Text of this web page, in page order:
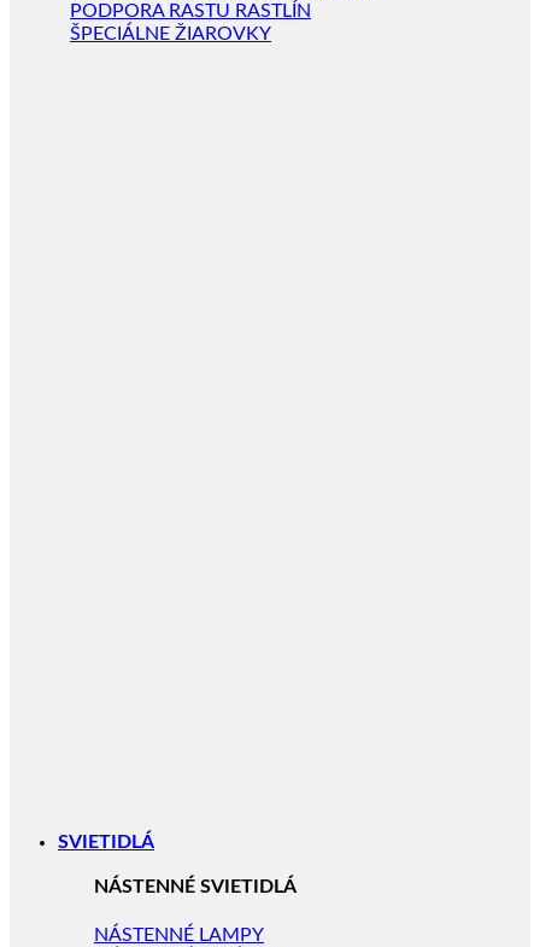
PODPORA RASTU RASTLÍN
ŠPECIÁLNE ŽIAROVKY
SVIETIDLÁ
NÁSTENNÉ SVIETIDLÁ
NÁSTENNÉ LAMPY